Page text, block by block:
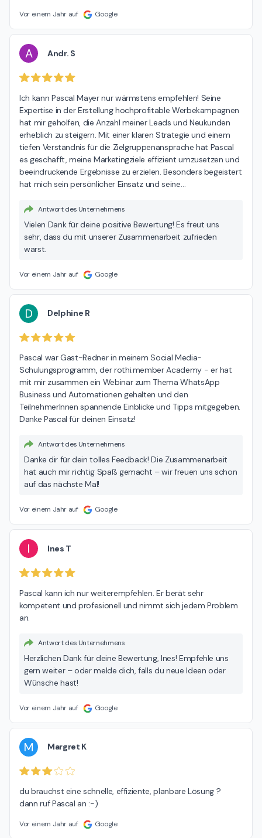
Vor einem Jahr auf Google
A Andr. S
Ich kann Pascal Mayer nur wärmstens empfehlen! Seine
Expertise in der Erstellung hochprofitable Werbekampagnen
hat mir geholfen, die Anzahl meiner Leads und Neukunden
erheblich zu steigern. Mit einer klaren Strategie und einem
tiefen Verständnis für die Zielgruppenansprache hat Pascal
es geschafft, meine Marketingziele effizient umzusetzen und
beeindruckende Ergebnisse zu erzielen. Besonders begeistert
hat mich sein persönlicher Einsatz und seine…
Antwort des Unternehmens
Vielen Dank für deine positive Bewertung! Es freut uns
sehr, dass du mit unserer Zusammenarbeit zufrieden
warst.
Vor einem Jahr auf Google
D Delphine R
Pascal war Gast-Redner in meinem Social Media-
Schulungsprogramm, der rothi.member Academy - er hat
mit mir zusammen ein Webinar zum Thema WhatsApp
Business und Automationen gehalten und den
TeilnehmerInnen spannende Einblicke und Tipps mitgegeben.
Danke Pascal für deinen Einsatz!
Antwort des Unternehmens
Danke dir für dein tolles Feedback! Die Zusammenarbeit
hat auch mir richtig Spaß gemacht – wir freuen uns schon
auf das nächste Mal!
Vor einem Jahr auf Google
I Ines T
Pascal kann ich nur weiterempfehlen. Er berät sehr
kompetent und profesionell und nimmt sich jedem Problem
an.
Antwort des Unternehmens
Herzlichen Dank für deine Bewertung, Ines! Empfehle uns
gern weiter – oder melde dich, falls du neue Ideen oder
Wünsche hast!
Vor einem Jahr auf Google
M Margret K
du brauchst eine schnelle, effiziente, planbare Lösung ?
dann ruf Pascal an :-)
Vor einem Jahr auf Google